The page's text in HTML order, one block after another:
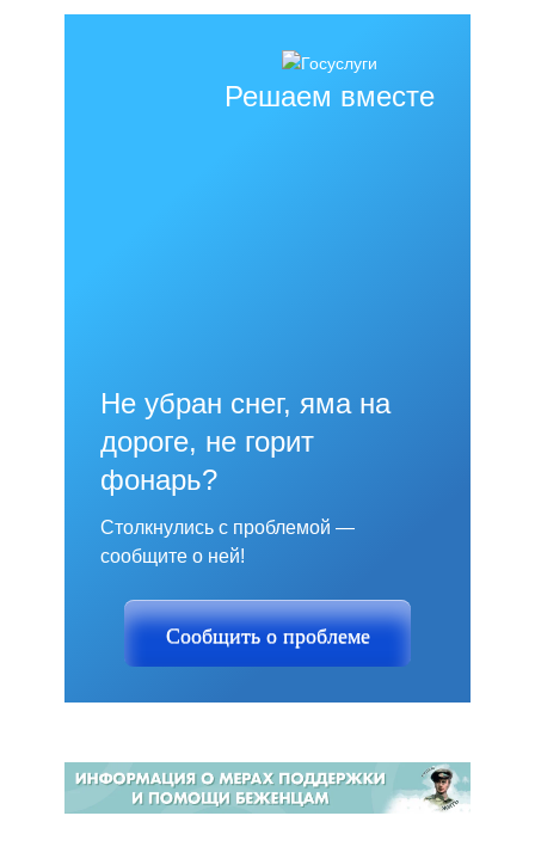
Решаем вместе
Не убран снег, яма на
дороге, не горит
фонарь?
Столкнулись с проблемой —
сообщите о ней!
Сообщить о проблеме